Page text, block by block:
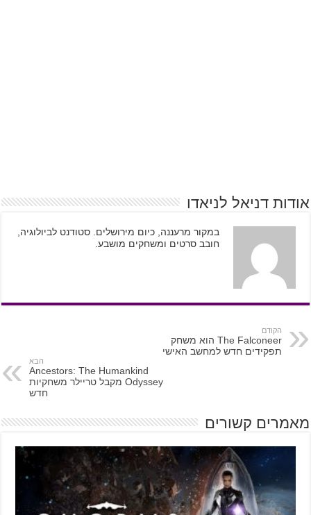
אודות דניאל לניאדו
במקור מרעננה, כיום מירושלים. סטודנט לביולוגיה,
חובב סרטים ומשחקים מושבע.
הקודם
The Falconeer הוא משחק
תפקידים חדש למחשב האישי
הבא
Ancestors: The Humankind
Odyssey מקבל טריילר משחקיות
חדש
מאמרים קשורים